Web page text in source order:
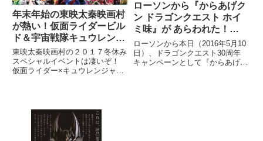
年末年始の東映太秦映画村
が熱い！仮面ライダービル
ド＆宇宙戦隊キュウレンジ
ャーコラボに加え、仮面ラ
イダーが大集結！！！
東映太秦映画村の２０１７冬休み
スペシャルイベントは凄いぞ！
仮面ライダー×キュウレンジャー
ローソンから『からあげク
ン ドラゴンクエスト ホイ
ミ味』が あらわれた！
【ひのきのぼう編】
ローソンから本日（2016年5月10
日）、ドラゴンクエスト30周年
キャンペーンとして『からあげク